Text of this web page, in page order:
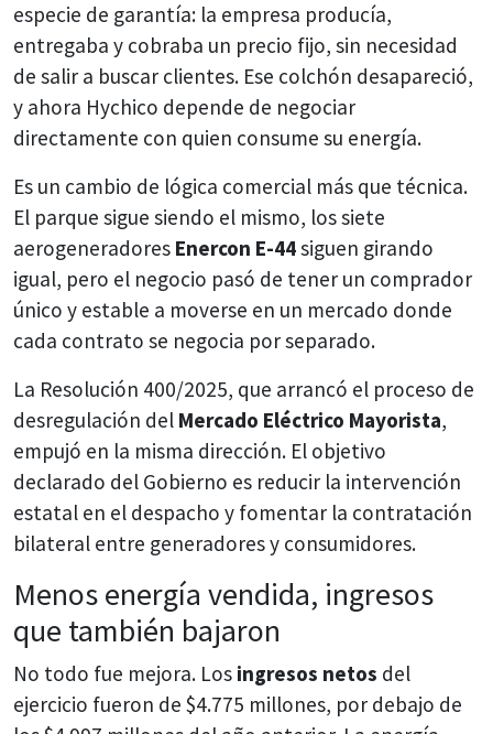
especie de garantía: la empresa producía,
entregaba y cobraba un precio fijo, sin necesidad
de salir a buscar clientes. Ese colchón desapareció,
y ahora Hychico depende de negociar
directamente con quien consume su energía.
Es un cambio de lógica comercial más que técnica.
El parque sigue siendo el mismo, los siete
aerogeneradores Enercon E-44siguen girando
igual, pero el negocio pasó de tener un comprador
único y estable a moverse en un mercado donde
cada contrato se negocia por separado.
La Resolución 400/2025, que arrancó el proceso de
desregulación del Mercado Eléctrico Mayorista,
empujó en la misma dirección. El objetivo
declarado del Gobierno es reducir la intervención
estatal en el despacho y fomentar la contratación
bilateral entre generadores y consumidores.
Menos energía vendida, ingresos
que también bajaron
No todo fue mejora. Los ingresos netos del
ejercicio fueron de $4.775 millones, por debajo de